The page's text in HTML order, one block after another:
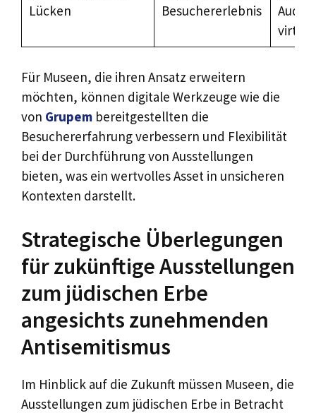
Lücken
Besuchererlebnis
Für Museen, die ihren Ansatz erweitern
möchten, können digitale Werkzeuge wie die
von Grupem bereitgestellten die
Besuchererfahrung verbessern und Flexibilität
bei der Durchführung von Ausstellungen
bieten, was ein wertvolles Asset in unsicheren
Kontexten darstellt.
Strategische Überlegungen
für zukünftige Ausstellungen
zum jüdischen Erbe
angesichts zunehmenden
Antisemitismus
Im Hinblick auf die Zukunft müssen Museen, die
Ausstellungen zum jüdischen Erbe in Betracht